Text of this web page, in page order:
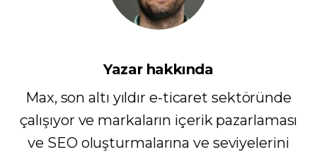
Yazar hakkında
Max, son altı yıldır e-ticaret sektöründe
çalışıyor ve markaların içerik pazarlaması
ve SEO oluşturmalarına ve seviyelerini